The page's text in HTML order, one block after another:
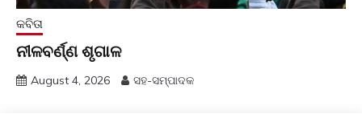
କବିତା
ନୀଳବର୍ଣ୍ଣ ଶୃଗାଳ
August 4, 2026 ସହ-ସମ୍ପାଦକ